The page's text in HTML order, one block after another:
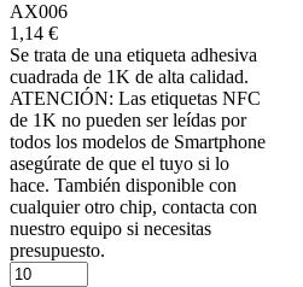
AX006
1,14 €
Se trata de una etiqueta adhesiva
cuadrada de 1K de alta calidad.
ATENCIÓN: Las etiquetas NFC
de 1K no pueden ser leídas por
todos los modelos de Smartphone
asegúrate de que el tuyo si lo
hace. También disponible con
cualquier otro chip, contacta con
nuestro equipo si necesitas
presupuesto.